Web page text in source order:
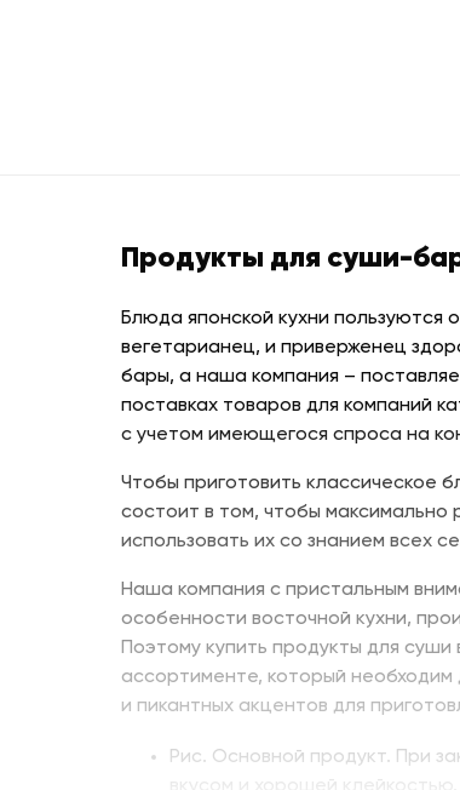
Продукты для суши-
Блюда японской кухни
вегетарианец, и приверженец
бары, а наша компания –
поставках товаров для компаний
с учетом имеющегося спроса на
Чтобы приготовить классическое
состоит в том, чтобы максимально
использовать их со знанием всех
Наша компания с пристальным
особенности восточной кухни,
Поэтому купить продукты для
ассортименте, который
и пикантных акцентов для
Рис. Основной продукт. При